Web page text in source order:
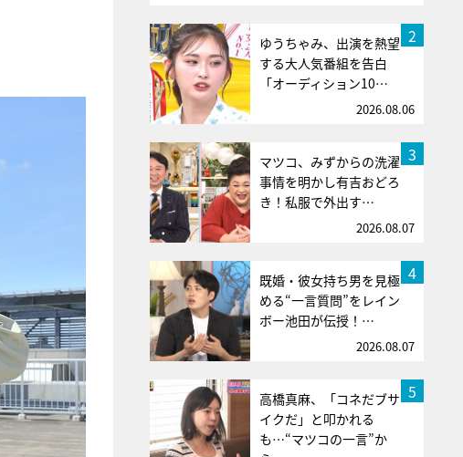
2
ゆうちゃみ、出演を熱望
する大人気番組を告白
「オーディション10…
2026.08.06
3
マツコ、みずからの洗濯
事情を明かし有吉おどろ
き！私服で外出す…
2026.08.07
4
既婚・彼女持ち男を見極
める“一言質問”をレイン
ボー池田が伝授！…
2026.08.07
5
高橋真麻、「コネだブサ
イクだ」と叩かれる
も…“マツコの一言”か